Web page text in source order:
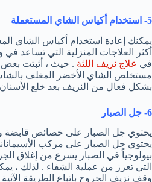
5- استخدام أكياس الشاي المستعملة
يمكنك إعادة استخدام أكياس الشاي
أكثر العلاجات المنزلية التي تساعد
في علاج نزيف اللثة . حيث ، أثبتت بعض
مستخلص الشاي الأخضر المغلف
بشكل فعال من النزيف بعد خلع
6- جل الصبار
يحتوي جل الصبار على خصائص قابضة
يحتوي جل الصبار على مركب
بيولوجياً في الصبار يسرع من إغلاق
التي تعزز من عملية الشفاء . لذلك ،
وقف نزيف الجروح باتباع الطريقة الآتية